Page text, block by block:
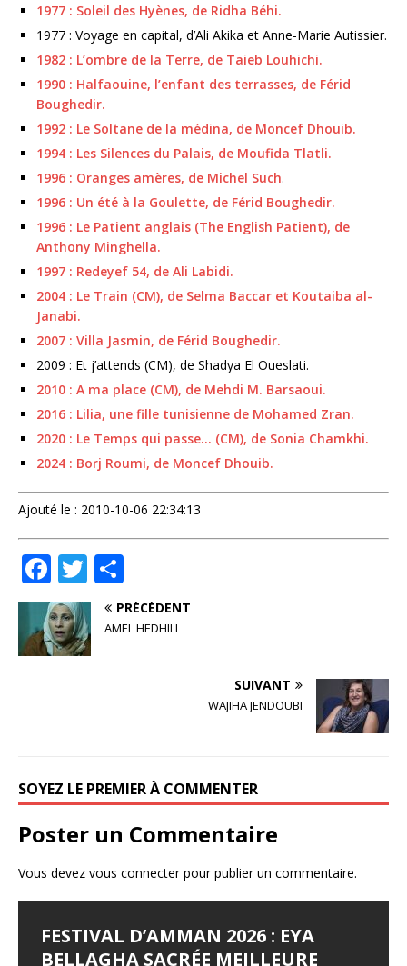
1977 : Soleil des Hyènes, de Ridha Béhi.
1977 : Voyage en capital, d’Ali Akika et Anne-Marie Autissier.
1982 : L’ombre de la Terre, de Taieb Louhichi.
1990 : Halfaouine, l’enfant des terrasses, de Férid
Boughedir.
1992 : Le Soltane de la médina, de Moncef Dhouib.
1994 : Les Silences du Palais, de Moufida Tlatli.
1996 : Oranges amères, de Michel Such.
1996 : Un été à la Goulette, de Férid Boughedir.
1996 : Le Patient anglais (The English Patient), de
Anthony Minghella.
1997 : Redeyef 54, de Ali Labidi.
2004 : Le Train (CM), de Selma Baccar et Koutaiba al-
Janabi.
2007 : Villa Jasmin, de Férid Boughedir.
2009 : Et j’attends (CM), de Shadya El Oueslati.
2010 : A ma place (CM), de Mehdi M. Barsaoui.
2016 : Lilia, une fille tunisienne de Mohamed Zran.
2020 : Le Temps qui passe… (CM), de Sonia Chamkhi.
2024 : Borj Roumi, de Moncef Dhouib.
Ajouté le : 2010-10-06 22:34:13
F
a
c
e
T
w
it
te
ar
ta
PRÉCÉDENT
AMEL HEDHILI
SUIVANT
WAJIHA JENDOUBI
SOYEZ LE PREMIER À COMMENTER
Poster un Commentaire
Vous devez vous connecterpour publier un commentaire.
FESTIVAL D’AMMAN 2026 : EYA
BELLAGHA SACRÉE MEILLEURE
LES JOURNÉES
CINÉMATOGRAPHIQUES DE
LE SYNDROME DE DJAMILA
JALILA BORHANE
BABOUNA BEN AYED